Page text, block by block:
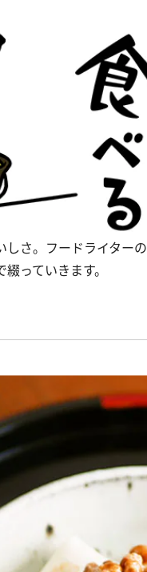
さ。フードライター
っていきます。